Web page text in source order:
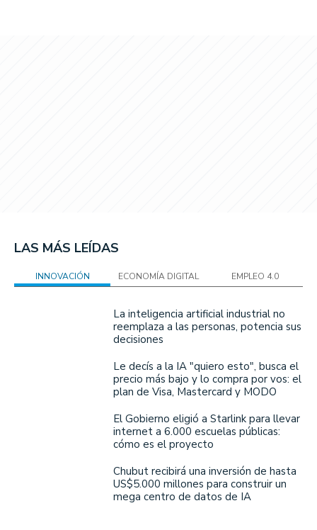
LAS MÁS LEÍDAS
INNOVACIÓN ECONOMÍA DIGITAL EMPLEO 4.0
La inteligencia artificial industrial no
reemplaza a las personas, potencia sus
decisiones
Le decís a la IA "quiero esto", busca el
precio más bajo y lo compra por vos: el
plan de Visa, Mastercard y MODO
El Gobierno eligió a Starlink para llevar
internet a 6.000 escuelas públicas:
cómo es el proyecto
Chubut recibirá una inversión de hasta
US$5.000 millones para construir un
mega centro de datos de IA